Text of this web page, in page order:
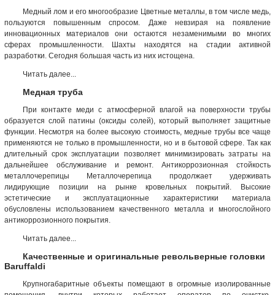
Медный лом и его многообразие Цветные металлы, в том числе медь,
пользуются повышенным спросом. Даже невзирая на появление
инновационных материалов они остаются незаменимыми во многих
сферах промышленности. Шахты находятся на стадии активной
разработки. Сегодня большая часть из них истощена.
Читать далее...
Медная труба
При контакте меди с атмосферной влагой на поверхности трубы
образуется слой патины (оксиды солей), который выполняет защитные
функции. Несмотря на более высокую стоимость, медные трубы все чаще
применяются не только в промышленности, но и в бытовой сфере. Так как
длительный срок эксплуатации позволяет минимизировать затраты на
дальнейшее обслуживание и ремонт. Антикоррозионная стойкость
металлочерепицы Металлочерепица продолжает удерживать
лидирующие позиции на рынке кровельных покрытий. Высокие
эстетические и эксплуатационные характеристики материала
обусловлены использованием качественного металла и многослойного
антикоррозионного покрытия.
Читать далее...
Качественные и оригинальные револьверные головки
Baruffaldi
Крупногабаритные объекты помещают в огромные изолированные